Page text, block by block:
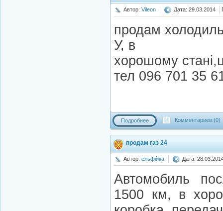
Автор: Vileon Дата: 29.03.2014
продам
У, в
хорошому
тел 096 701 35
Подробнее Комментариев:(0)
продам газ 24
Автор: ельфійка Дата:
Автомобиль
1500 км, в